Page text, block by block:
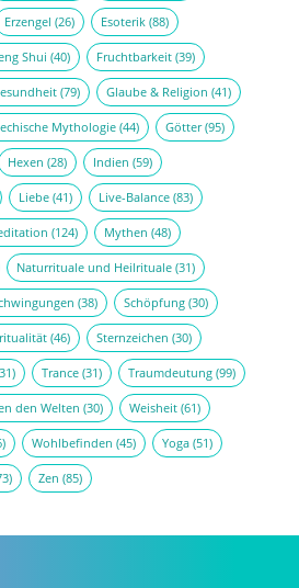
Erzengel (26) Esoterik(88)
Shui (40) Fruchtbarkeit(39)
(79) Glaube & Religion (41)
Mythologie(44) Götter(95)
Hexen (28) Indien (59)
Liebe(41) Live-Balance(83)
(124) Mythen (48)
Naturrituale und Heilrituale(31)
(38) Schöpfung(30)
(46) Sternzeichen (30)
Trance(31) Traumdeutung(99)
den Welten (30) Weisheit(61)
Wohlbefinden (45) Yoga(51)
Zen (85)